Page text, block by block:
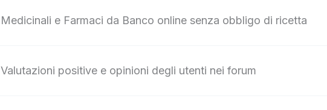
Medicinali e Farmaci da Banco online senza obbligo di ricetta
Valutazioni positive e opinioni degli utenti nei forum